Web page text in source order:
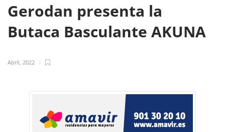
Gerodan presenta la
Butaca Basculante AKUNA
Abril, 2022